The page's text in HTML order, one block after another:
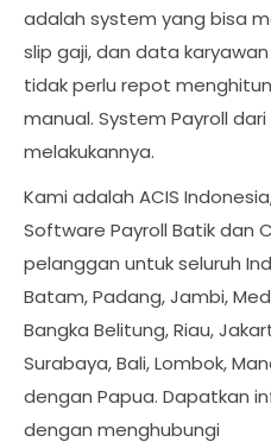
adalah system yang bisa
slip gaji, dan data
tidak perlu repot
manual. System Payroll
melakukannya.
Kami adalah ACIS
Software Payroll Batik dan
pelanggan untuk seluruh
Batam, Padang, Jambi,
Bangka Belitung, Riau,
Surabaya, Bali, Lombok,
dengan Papua. Dapatkan
dengan menghubungi